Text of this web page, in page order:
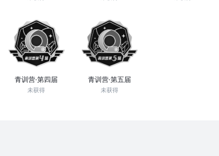
青训营·第四届
未获得
青训营·第五届
未获得